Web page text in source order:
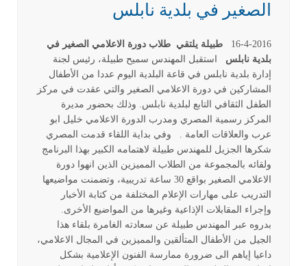
الصغير في بلدية نابلس
16-4-2016
طبيلة يلتقي طلاب دورة الاعلامي الصغير في
بلدية نابلس
استقبل المهندس سميح طبيلة، رئيس لجنة
إدارة بلدية نابلس في قاعة البلدية اليوم عددا من الأطفال
المشاركين في دورة الاعلامي الصغير والتي عقدت في مركز
الطفل الثقافي التابع لبلدية نابلس. وذلك بحضور مديرة
المركز رسمية المصري ومدرب الدورة الاعلامي خليل ابو
عرب والعلاقات العامة . وفي بداية اللقاء قدمت المصري
شكرها الجزيل للمهندس طبيلة لاهتمامه الكبير بهذا البرنامج
ولقائه بالمجموعة من الطلاب المميزين الذين انهوا دورة
الاعلامي الصغير بواقع 30 ساعة تدريبية، وتضمنت مواضيعها
التدريب على مهارات الإعلام المختلفة من كتابة الأخبار
وإجراء المقابلات الإذاعية وغيرها من المواضيع الأخرى.
بدروه عبر المهندس طبيلة عن سعادته الغامرة بلقاء هذا
الجيل من الأطفال المتألقين والمميزين في المجال الاعلامي،
داعيا إياهم الى ضرورة ممارسة الفنون الإعلامية بشكل